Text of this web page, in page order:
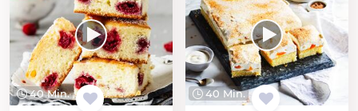
40 Min. 40 Min.